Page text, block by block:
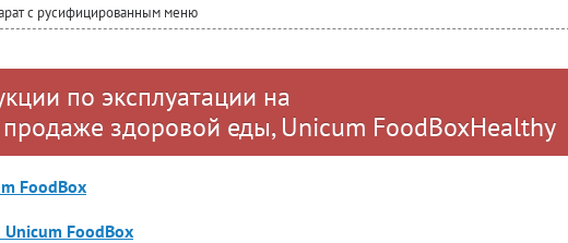
с русифицированным меню
по эксплуатации на
здоровой еды, Unicum FoodBoxHealthy
FoodBox
Unicum FoodBox